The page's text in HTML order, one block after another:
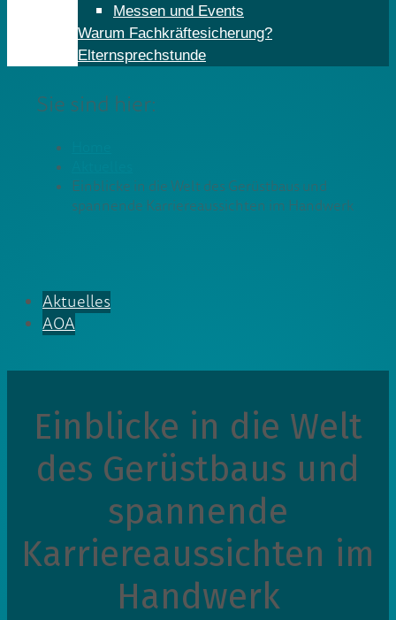
Messen und Events
Warum Fachkräftesicherung?
Elternsprechstunde
Sie sind hier:
Einblicke in die Welt des Gerüstbaus und
spannende Karriereaussichten im Handwerk
Aktuelles
AOA
Einblicke in die Welt
des Gerüstbaus und
spannende
Karriereaussichten im
Handwerk